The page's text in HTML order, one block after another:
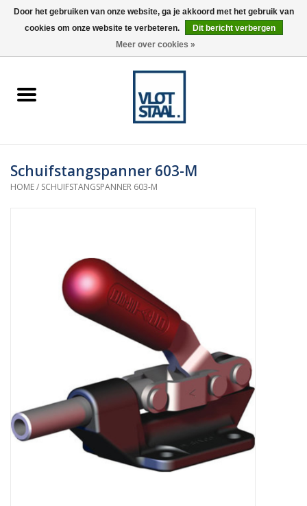
0 Artikelen - €0,00
spanners
Winkelwagen
Schuifstangspanner 603-M
HOME/ SCHUIFSTANGSPANNER 603-M
Door het gebruiken van onze website, ga je akkoord met het gebruik van
cookies om onze website te verbeteren.
Dit bericht verbergen
Meer over cookies »